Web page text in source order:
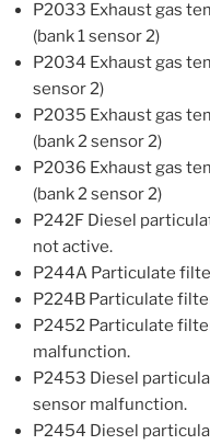
P2033 Exhaust gas
(bank 1 sensor 2)
P2034 Exhaust gas
sensor 2)
P2035 Exhaust gas
(bank 2 sensor 2)
P2036 Exhaust gas
(bank 2 sensor 2)
P242F Diesel
not active.
P244A Particulate
P224B Particulate
P2452 Particulate
malfunction.
P2453 Diesel
sensor malfunction.
P2454 Diesel